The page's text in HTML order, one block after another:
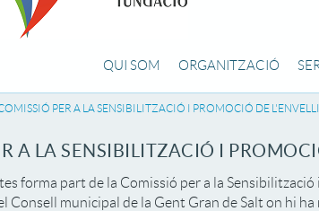
QUI SOM ORGANITZACIÓ
PER A LA SENSIBILITZACIÓ I PROMOCIÓ DE
A LA SENSIBILITZACIÓ I
forma part de la Comissió per a la
Consell municipal de la Gent Gran de Salt on hi